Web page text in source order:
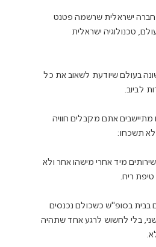
חברה ישראלית שרשמה פטנט
בעולם, טכנולוגיה ישראלית
בעולם שיודעת לשאוב את כל
הריחות והחיידקים ישירות לביוב.
אתם מקבלים חוויה
מיד אחרי מישהו אחר ולא
להריח כלום. אפילו לא טיפת ריח.
30 אורחים בבית בסופ"ש כשכולם נכנסים
בלי לחשוש לרגע אחד שתהיה
חוסר נעימות. בטחון מלא.